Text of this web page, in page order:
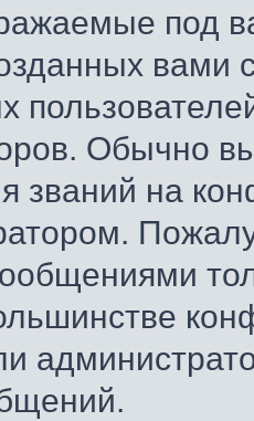
под
Обычно
званий на